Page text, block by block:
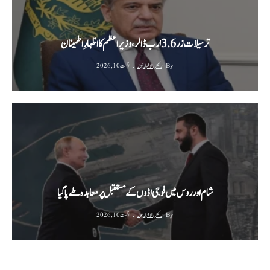
ترسیلات زر 3.6 ارب ڈالر، وزیراعظم کا اظہارِ اطمینان
By رئیس الاخبار نیوز اگست 10, 2026
شام اور روس میں فوجی اڈوں کے مستقبل پر معاہدہ طے پا گیا
By رئیس الاخبار نیوز اگست 10, 2026